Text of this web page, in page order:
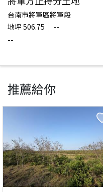
台南市將軍區將軍段
地坪 506.75
--
--
推薦給你